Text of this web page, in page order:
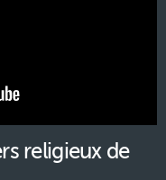
religieux de